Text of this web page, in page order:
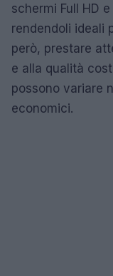
schermi Full HD
rendendoli ideali
però, prestare
e alla qualità
possono variare
economici.